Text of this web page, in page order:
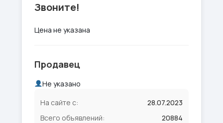
Звоните!
Цена не указана
Продавец
Не указано
На сайте с:
28.07.2023
Всего объявлений:
20884